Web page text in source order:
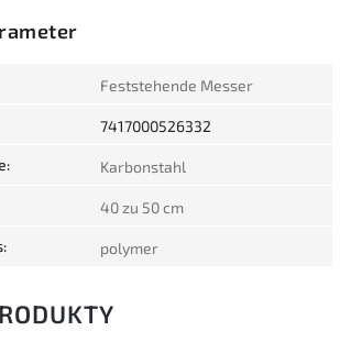
Feststehende Messer
7417000526332
: Karbonstahl
40 zu 50 cm
: polymer